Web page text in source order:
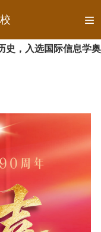
史，入选国际信息学奥